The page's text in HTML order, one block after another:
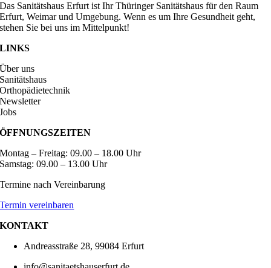
Das Sanitätshaus Erfurt ist Ihr Thüringer Sanitätshaus für den Raum
Erfurt, Weimar und Umgebung. Wenn es um Ihre Gesundheit geht,
stehen Sie bei uns im Mittelpunkt!
LINKS
Über uns
Sanitätshaus
Orthopädietechnik
Newsletter
Jobs
ÖFFNUNGSZEITEN
Montag – Freitag: 09.00 – 18.00 Uhr
Samstag: 09.00 – 13.00 Uhr
Termine nach Vereinbarung
Termin vereinbaren
KONTAKT
Andreasstraße 28, 99084 Erfurt